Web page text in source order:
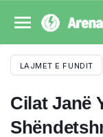
LAJMET E FUNDIT
Cilat Janë